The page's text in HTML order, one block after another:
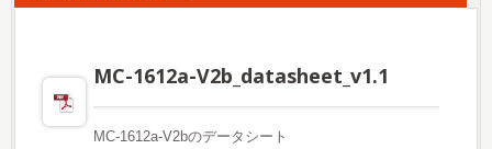
MC-1612a-V2b_datasheet_v1.1
MC-1612a-V2bのデータシート